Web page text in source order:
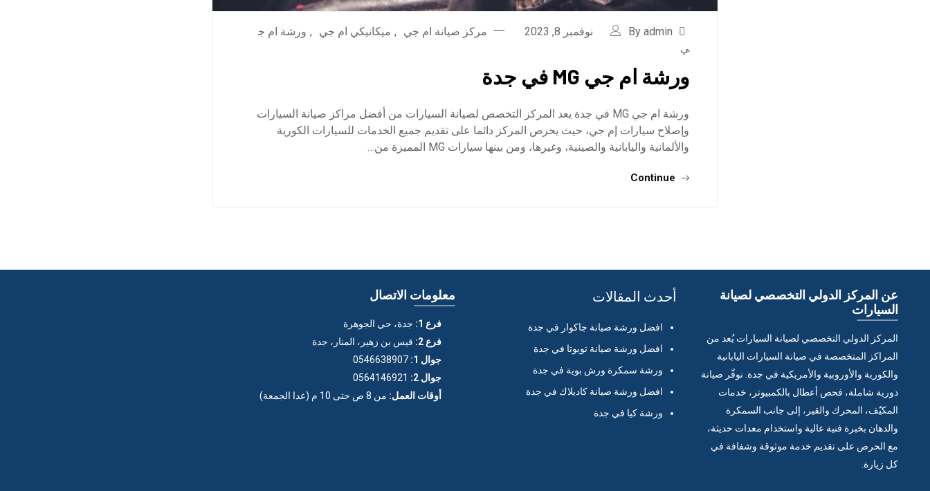
By admin نوفمبر 8, 2023 مركز صيانة ام جي , ميكانيكي ام جي , ورشة ام ج
ي
ورشة ام جي MG في جدة
ورشة ام جي MG في جدة يعد المركز التخصص لصيانة السيارات من أفضل مراكز صيانة السيارات
وإصلاح سيارات إم جي، حيث يحرص المركز دائما على تقديم جميع الخدمات للسيارات الكورية
والألمانية واليابانية والصينية، وغيرها، ومن بينها سيارات MG المميزة من…
Continue
عن المركز الدولي التخصصي لصيانة
السيارات
المركز الدولي التخصصي لصيانة السيارات يُعد من
المراكز المتخصصة في صيانة السيارات اليابانية
والكورية والأوروبية والأمريكية في جدة. نوفّر صيانة
دورية شاملة، فحص أعطال بالكمبيوتر، خدمات
المكيّف، المحرك والقير، إلى جانب السمكرة
والدهان بخبرة فنية عالية واستخدام معدات حديثة،
مع الحرص على تقديم خدمة موثوقة وشفافة في
كل زيارة.
أحدث المقالات
افضل ورشة صيانة جاكوار في جدة
افضل ورشة صيانة تويوتا في جدة
ورشة سمكرة ورش بوية في جدة
افضل ورشة صيانة كاديلاك في جدة
ورشة كيا في جدة
معلومات الاتصال
فرع 1:
جدة، حي الجوهرة
فرع 2:
قيس بن زهير، المنار، جدة
جوال 1:
0546638907
جوال 2:
0564146921
أوقات العمل: من 8 ص حتى 10 م (عدا الجمعة)